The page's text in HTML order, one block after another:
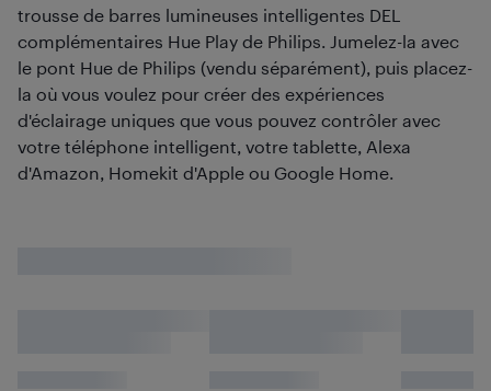
trousse de barres lumineuses intelligentes DEL
complémentaires Hue Play de Philips. Jumelez-la avec
le pont Hue de Philips (vendu séparément), puis placez-
la où vous voulez pour créer des expériences
d'éclairage uniques que vous pouvez contrôler avec
votre téléphone intelligent, votre tablette, Alexa
d'Amazon, Homekit d'Apple ou Google Home.